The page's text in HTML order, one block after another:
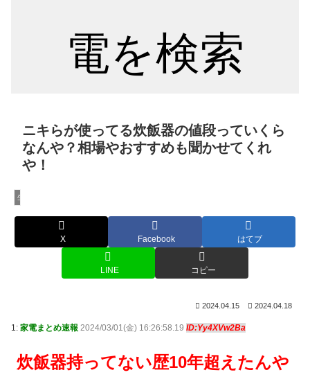
電を検索
ニキらが使ってる炊飯器の値段っていくら
なんや？相場やおすすめも聞かせてくれ
や！
生活家電
X Facebook はてブ
LINE コピー
2024.04.15 2024.04.18
1: 家電まとめ速報 2024/03/01(金) 16:26:58.19 ID:Yy4XVw2Ba
炊飯器持ってない歴10年超えたんや